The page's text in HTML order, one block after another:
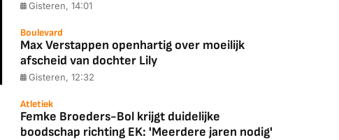
Gisteren, 14:01
Boulevard
Max Verstappen openhartig over moeilijk
afscheid van dochter Lily
Gisteren, 12:32
Atletiek
Femke Broeders-Bol krijgt duidelijke
boodschap richting EK: 'Meerdere jaren nodig'